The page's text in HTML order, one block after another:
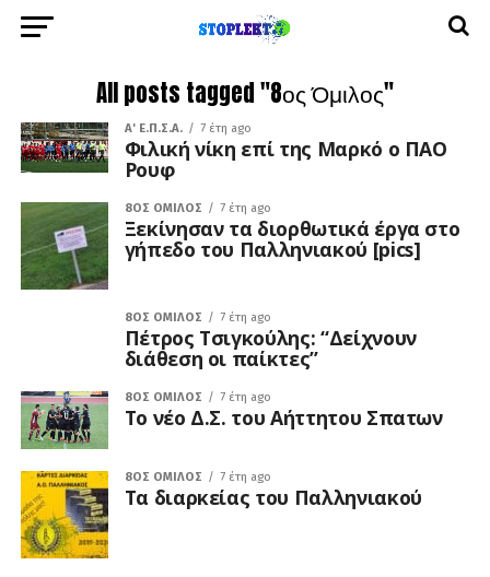
All posts tagged "8ος Όμιλος"
A' Ε.Π.Σ.Α. 7 έτη ago
Φιλική νίκη επί της Μαρκό ο ΠΑΟ
Ρουφ
8ΟΣ ΌΜΙΛΟΣ 7 έτη ago
Ξεκίνησαν τα διορθωτικά έργα στο
γήπεδο του Παλληνιακού [pics]
8ΟΣ ΌΜΙΛΟΣ 7 έτη ago
Πέτρος Τσιγκούλης: “Δείχνουν
διάθεση οι παίκτες”
8ΟΣ ΌΜΙΛΟΣ 7 έτη ago
Το νέο Δ.Σ. του Αήττητου Σπατων
8ΟΣ ΌΜΙΛΟΣ 7 έτη ago
Τα διαρκείας του Παλληνιακού